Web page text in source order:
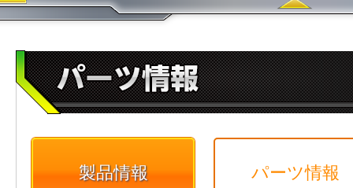
製品情報 パーツ情報